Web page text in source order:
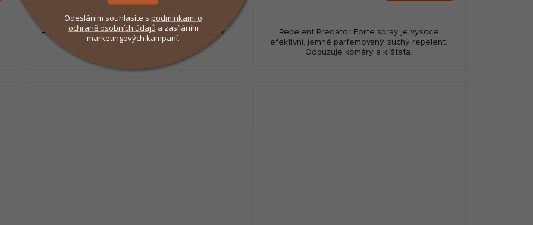
Repelent se zvýšeným obsahem účinných látek
odpuzuje komáry a klíšťata
Repelent Predator Forte spray je vysoce
efektivní, jemně parfemovaný, suchý repelent.
Odpuzuje komáry a klíšťata.
Odesláním souhlasíte s podmínkami o
ochraně osobních údajů a zasíláním
marketingových kampaní.